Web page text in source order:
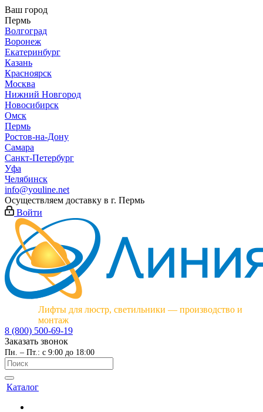
Ваш город
Пермь
Волгоград
Воронеж
Екатеринбург
Казань
Красноярск
Москва
Нижний Новгород
Новосибирск
Омск
Пермь
Ростов-на-Дону
Самара
Санкт-Петербург
Уфа
Челябинск
info@youline.net
Осуществляем доставку в г. Пермь
Войти
Лифты для люстр, светильники — производство и
монтаж
8 (800) 500-69-19
Заказать звонок
Пн. – Пт.: с 9:00 до 18:00
Каталог